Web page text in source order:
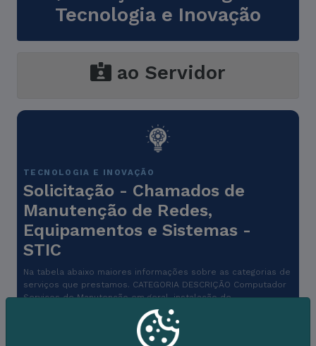
Tecnologia e Inovação
ao Servidor
TECNOLOGIA E INOVAÇÃO
Solicitação - Chamados de
Manutenção de Redes,
Equipamentos e Sistemas -
STIC
Na tabela abaixo maiores informações sobre as categorias de
serviços que prestamos. CATEGORIA DESCRIÇÃO Computador
Serviços de Manutenção em geral, instalação de